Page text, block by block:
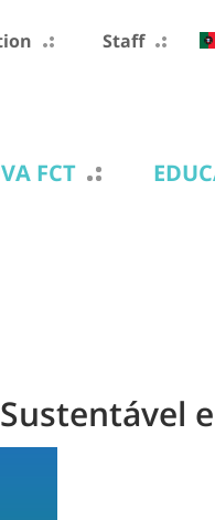
Staff
FCT